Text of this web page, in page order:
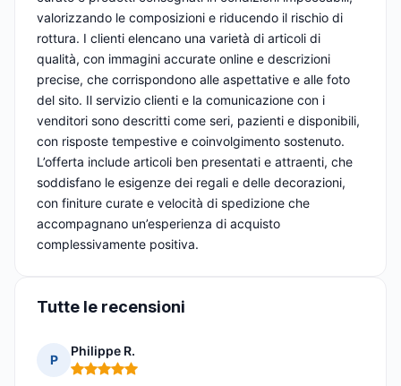
valorizzando le composizioni e riducendo il rischio di
rottura. I clienti elencano una varietà di articoli di
qualità, con immagini accurate online e descrizioni
precise, che corrispondono alle aspettative e alle foto
del sito. Il servizio clienti e la comunicazione con i
venditori sono descritti come seri, pazienti e disponibili,
con risposte tempestive e coinvolgimento sostenuto.
L’offerta include articoli ben presentati e attraenti, che
soddisfano le esigenze dei regali e delle decorazioni,
con finiture curate e velocità di spedizione che
accompagnano un’esperienza di acquisto
complessivamente positiva.
Tutte le recensioni
P
Philippe R.
Nota: 5 su 5